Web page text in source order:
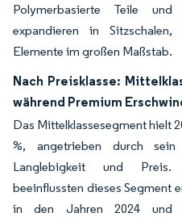
Polymerbasierte Teile und
expandieren in
Elemente im großen Maßstab.
Nach Preisklasse:
während Premium
Das Mittelklassesegment hielt
%, angetrieben durch
Langlebigkeit und Preis.
beeinflussten dieses Segment
in den Jahren 2024 und